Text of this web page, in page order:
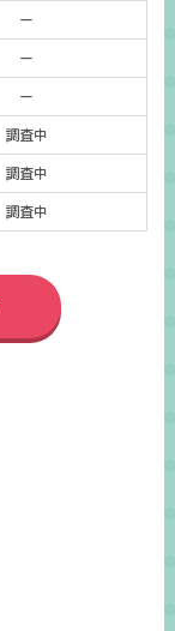
ー
ー
ー
調査中
調査中
調査中